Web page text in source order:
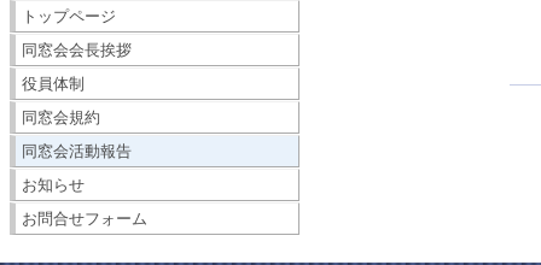
トップページ
同窓会会長挨拶
役員体制
同窓会規約
同窓会活動報告
お知らせ
お問合せフォーム